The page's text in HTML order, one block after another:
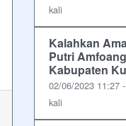
kali
Kalahkan
Putri
Kabupaten
02/06/2023 11:27
kali